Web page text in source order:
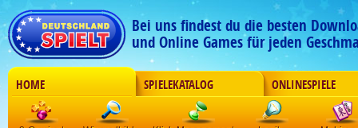
Bei uns findest du die besten
und Online Games für jeden
HOME SPIELEKATALOG ONLINESPIELE